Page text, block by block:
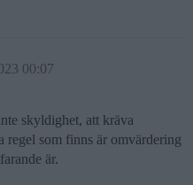
00:07
skyldighet, att kräva
regel som finns är omvärdering
är.